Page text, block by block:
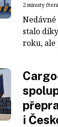
2 minuty čtení
stalo
roku, ale
i